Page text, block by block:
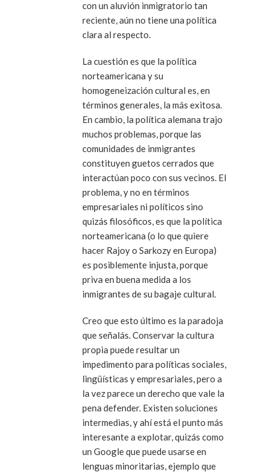
con un aluvión inmigratorio tan
reciente, aún no tiene una política
clara al respecto.
La cuestión es que la política
norteamericana y su
homogeneización cultural es, en
términos generales, la más exitosa.
En cambio, la política alemana trajo
muchos problemas, porque las
comunidades de inmigrantes
constituyen guetos cerrados que
interactúan poco con sus vecinos. El
problema, y no en términos
empresariales ni políticos sino
quizás filosóficos, es que la política
norteamericana (o lo que quiere
hacer Rajoy o Sarkozy en Europa)
es posiblemente injusta, porque
priva en buena medida a los
inmigrantes de su bagaje cultural.
Creo que esto último es la paradoja
que señalás. Conservar la cultura
propia puede resultar un
impedimento para políticas sociales,
lingüísticas y empresariales, pero a
la vez parece un derecho que vale la
pena defender. Existen soluciones
intermedias, y ahí está el punto más
interesante a explotar, quizás como
un Google que puede usarse en
lenguas minoritarias, ejemplo que